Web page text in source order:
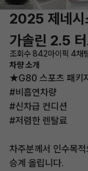
2025 제네
가솔린 2.5
조회수 842마이픽 4채
차량 소개
★G80 스포츠 패키
#비흡연차량
#신차급 컨디션
#저렴한 렌탈료
차주분께서 인수목
승계 올립니다.